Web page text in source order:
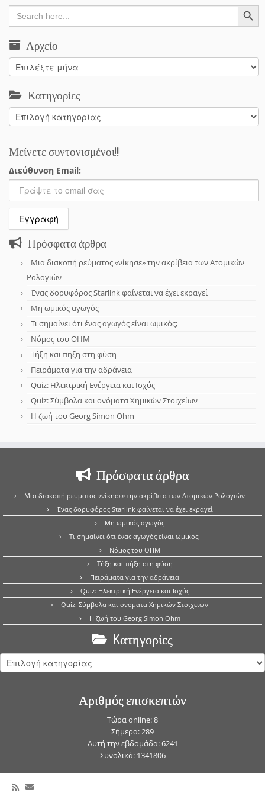
Search
for:
Search Button
Αρχείο
Αρχείο
Κατηγορίες
Κατηγορίες
Μείνετε συντονισμένοι!!!
Διεύθυνση Email:
Πρόσφατα άρθρα
Μια διακοπή ρεύματος «νίκησε» την ακρίβεια των Ατομικών
Ρολογιών
Ένας δορυφόρος Starlink φαίνεται να έχει εκραγεί
Μη ωμικός αγωγός
Τι σημαίνει ότι ένας αγωγός είναι ωμικός;
Νόμος του OHM
Τήξη και πήξη στη φύση
Πειράματα για την αδράνεια
Quiz: Ηλεκτρική Ενέργεια και Ισχύς
Quiz: Σύμβολα και ονόματα Χημικών Στοιχείων
Η ζωή του Georg Simon Ohm
Πρόσφατα άρθρα
Μια διακοπή ρεύματος «νίκησε» την ακρίβεια των Ατομικών Ρολογιών
Ένας δορυφόρος Starlink φαίνεται να έχει εκραγεί
Μη ωμικός αγωγός
Τι σημαίνει ότι ένας αγωγός είναι ωμικός;
Νόμος του OHM
Τήξη και πήξη στη φύση
Πειράματα για την αδράνεια
Quiz: Ηλεκτρική Ενέργεια και Ισχύς
Quiz: Σύμβολα και ονόματα Χημικών Στοιχείων
Η ζωή του Georg Simon Ohm
Kατηγορίες
Kατηγορίες
Αριθμός επισκεπτών
Τώρα online: 8
Σήμερα: 289
Αυτή την εβδομάδα: 6241
Συνολικά: 1341806